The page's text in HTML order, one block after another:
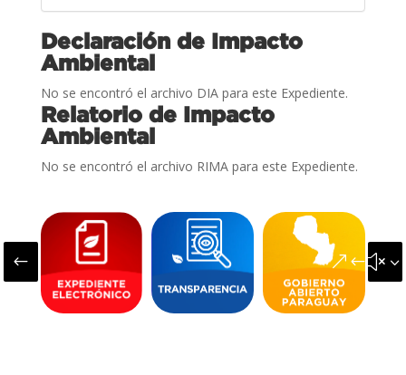
Declaración de Impacto
Ambiental
No se encontró el archivo DIA para este Expediente.
Relatorio de Impacto
Ambiental
No se encontró el archivo RIMA para este Expediente.
#